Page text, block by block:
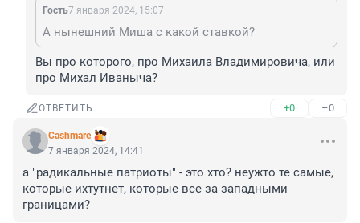
Гость7 января 2024, 15:07
А нынешний Миша с какой ставкой?
Вы про которого, про Михаила Владимировича, или
про Михал Иваныча?
ОТВЕТИТЬ +0 –0
Cashmare
7 января 2024, 14:41
а "радикальные патриоты" - это хто? неужто те самые,
которые ихтутнет, которые все за западными
границами?